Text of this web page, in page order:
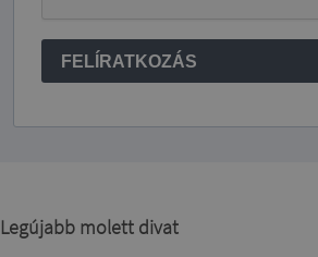
FELÍRATKOZÁS
Legújabb molett divat